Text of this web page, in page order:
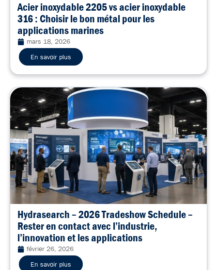
Acier inoxydable 2205 vs acier inoxydable
316 : Choisir le bon métal pour les
applications marines
mars 18, 2026
En savoir plus
Hydrasearch – 2026 Tradeshow Schedule –
Rester en contact avec l’industrie,
l’innovation et les applications
février 26, 2026
En savoir plus